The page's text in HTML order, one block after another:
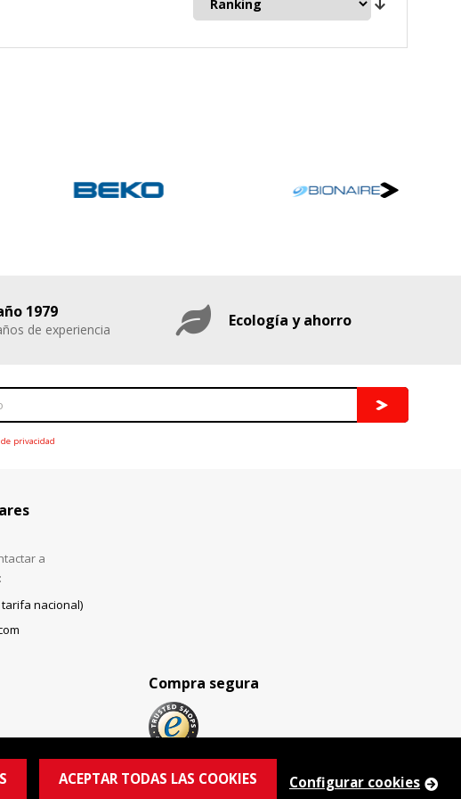
1979
de experiencia Ecología y ahorro
privacidad
a
tarifa nacional)
Compra segura
ACEPTAR TODAS LAS COOKIES Configurar cookies